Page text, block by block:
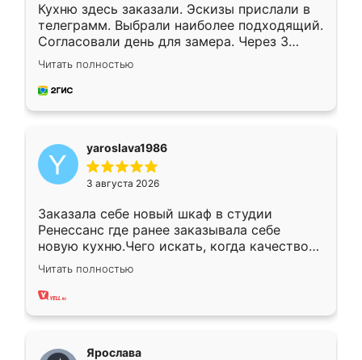
Кухню здесь заказали. Эскизы прислали в
телеграмм. Выбрали наиболее подходящий.
Согласовали день для замера. Через 3
недели кухня была уже готова. Остались
довольны работой. Спасибо Ренессанс
мебель за качественную работу!
Читать полностью
yaroslava1986
3 августа 2026
Заказала себе новый шкаф в студии
Ренессанс где ранее заказывала себе
новую кухню.Чего искать, когда качеством
вполне довольна. Служит кухня уже почти
два года, нареканий нет.
Читать полностью
Ярослава